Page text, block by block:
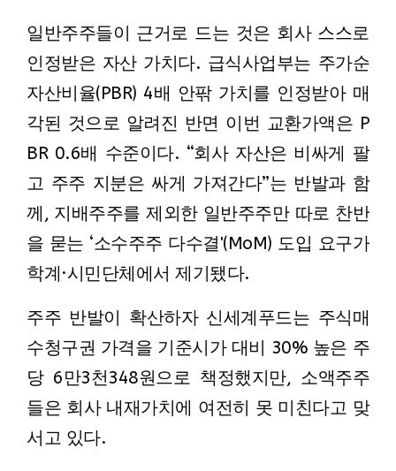
일반주주들이 근거로 드는 것은 회사 스스로
인정받은 자산 가치다. 급식사업부는 주가순
자산비율(PBR) 4배 안팎 가치를 인정받아 매
각된 것으로 알려진 반면 이번 교환가액은 P
BR 0.6배 수준이다. “회사 자산은 비싸게 팔
고 주주 지분은 싸게 가져간다”는 반발과 함
께, 지배주주를 제외한 일반주주만 따로 찬반
을 묻는 ‘소수주주 다수결'(MoM) 도입 요구가
학계·시민단체에서 제기됐다.
주주 반발이 확산하자 신세계푸드는 주식매
수청구권 가격을 기준시가 대비 30% 높은 주
당 6만3천348원으로 책정했지만, 소액주주
들은 회사 내재가치에 여전히 못 미친다고 맞
서고 있다.